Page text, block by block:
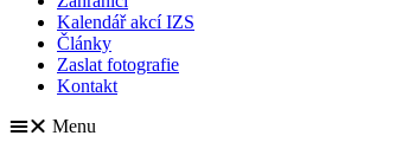
Kalendář akcí IZS
Články
Zaslat fotografie
Kontakt
Menu